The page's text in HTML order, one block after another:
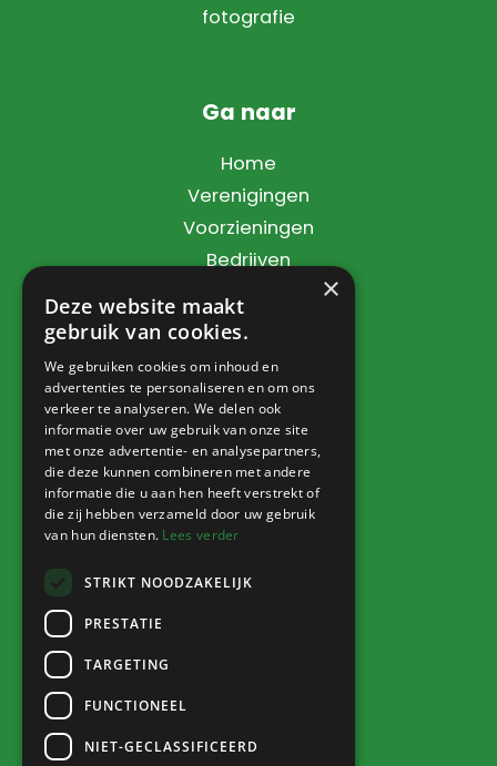
fotografie
Ga naar
Home
Verenigingen
Voorzieningen
Bedrijven
Dorpsbelang
Contact
Info
Nieuws
Agenda
Verkoophoek
×
Deze website maakt
gebruik van cookies.
We gebruiken cookies om inhoud en
advertenties te personaliseren en om ons
verkeer te analyseren. We delen ook
informatie over uw gebruik van onze site
met onze advertentie- en analysepartners,
die deze kunnen combineren met andere
informatie die u aan hen heeft verstrekt of
die zij hebben verzameld door uw gebruik
van hun diensten. Lees verder
STRIKT NOODZAKELIJK
PRESTATIE
TARGETING
FUNCTIONEEL
NIET-GECLASSIFICEERD